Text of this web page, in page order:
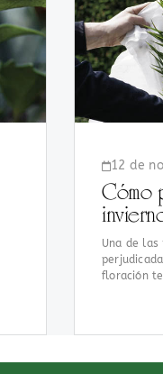
12 de
Cómo
Una de las
floración